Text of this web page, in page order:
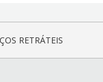
RETRÁTEIS